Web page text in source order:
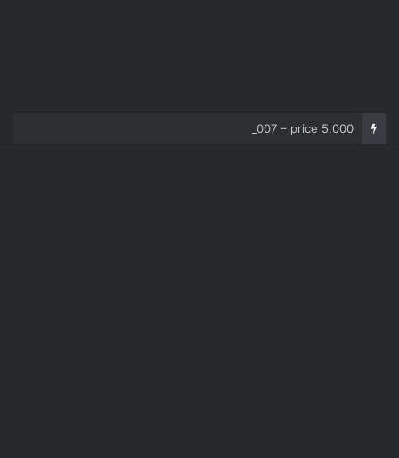
Corolla 2007 – price 5.000